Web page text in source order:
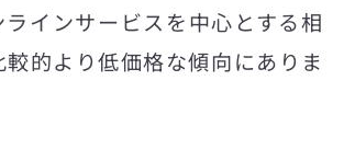
インサービスを中心とする相
的より低価格な傾向にありま